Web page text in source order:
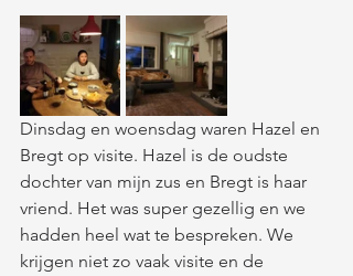
Dinsdag en woensdag waren Hazel en
Bregt op visite. Hazel is de oudste
dochter van mijn zus en Bregt is haar
vriend. Het was super gezellig en we
hadden heel wat te bespreken. We
krijgen niet zo vaak visite en de